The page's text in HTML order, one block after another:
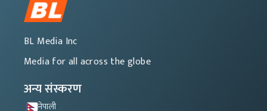
BL Media Inc
Media for all across the globe
अन्य संस्करण
नेपाली